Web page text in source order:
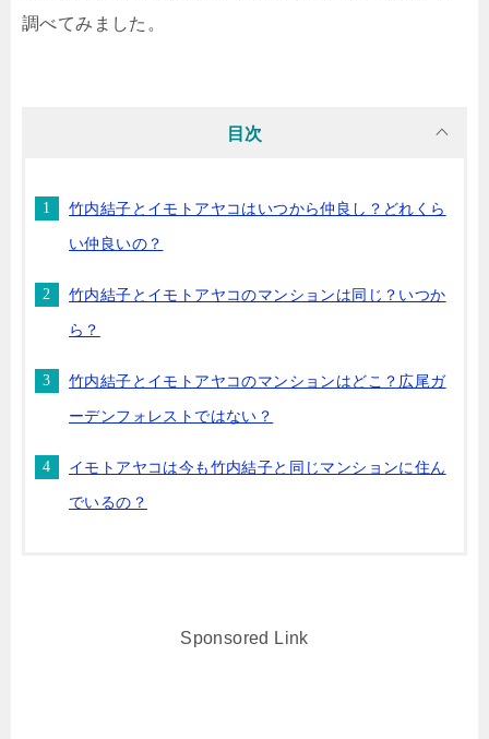
調べてみました。
目次
竹内結子とイモトアヤコはいつから仲良し？どれくら
い仲良いの？
竹内結子とイモトアヤコのマンションは同じ？いつか
ら？
竹内結子とイモトアヤコのマンションはどこ？広尾ガ
ーデンフォレストではない？
イモトアヤコは今も竹内結子と同じマンションに住ん
でいるの？
Sponsored Link